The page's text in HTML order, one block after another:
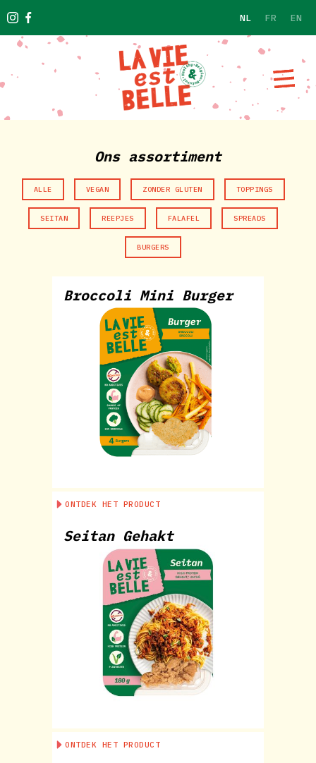
NL FR EN
Ons assortiment
ALLE VEGAN ZONDER GLUTEN TOPPINGS
SEITAN REEPJES FALAFEL SPREADS
BURGERS
Broccoli Mini Burger
ONTDEK HET PRODUCT
Seitan Gehakt
ONTDEK HET PRODUCT